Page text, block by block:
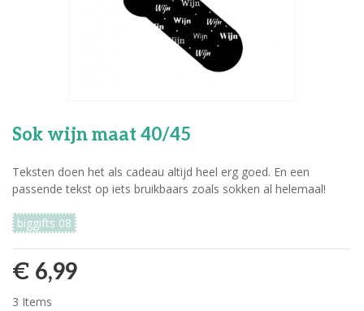
Sok wijn maat 40/45
Teksten doen het als cadeau altijd heel erg goed. En een
passende tekst op iets bruikbaars zoals sokken al helemaal!
biggifts 08
€ 6,99
3 Items